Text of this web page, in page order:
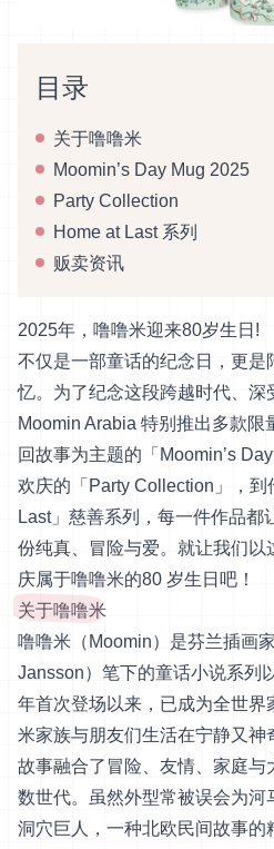
目录
关于噜噜米
Moomin’s Day Mug 2025
Party Collection
Home at Last 系列
贩卖资讯
2025年，噜噜米迎来80岁生日!
不仅是一部童话的纪念日，更是
忆。为了纪念这段跨越时代、深
Moomin Arabia 特别推出多款
回故事为主题的「Moomin’s
欢庆的「Party Collection」，
Last」慈善系列，每一件作品都
份纯真、冒险与爱。就让我们以
庆属于噜噜米的80 岁生日吧！
关于噜噜米
噜噜米（Moomin）是芬兰插画
Jansson）笔下的童话小说系列
年首次登场以来，已成为全世
米家族与朋友们生活在宁静又神
故事融合了冒险、友情、家庭
数世代。虽然外型常被误会为
洞穴巨人，一种北欧民间故事的